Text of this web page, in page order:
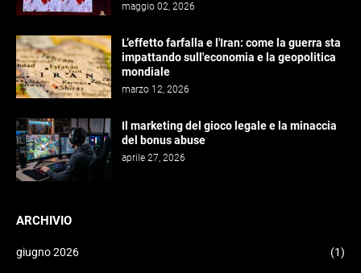
maggio 02, 2026
L’effetto farfalla e l'Iran: come la guerra sta
impattando sull'economia e la geopolitica
mondiale
marzo 12, 2026
Il marketing del gioco legale e la minaccia
del bonus abuse
aprile 27, 2026
ARCHIVIO
giugno 2026 (1)